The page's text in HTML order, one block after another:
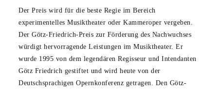
Der Preis wird für die beste Regie im Bereich
experimentelles Musiktheater oder Kammeroper vergeben.
Der Götz-Friedrich-Preis zur Förderung des Nachwuchses
würdigt hervorragende Leistungen im Musiktheater. Er
wurde 1995 von dem legendären Regisseur und Intendanten
Götz Friedrich gestiftet und wird heute von der
Deutschsprachigen Opernkonferenz getragen. Den Götz-